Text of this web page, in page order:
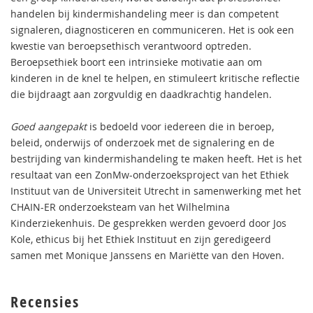
handelen bij kindermishandeling meer is dan competent
signaleren, diagnosticeren en communiceren. Het is ook een
kwestie van beroepsethisch verantwoord optreden.
Beroepsethiek boort een intrinsieke motivatie aan om
kinderen in de knel te helpen, en stimuleert kritische reflectie
die bijdraagt aan zorgvuldig en daadkrachtig handelen.
Goed aangepaktis bedoeld voor iedereen die in beroep,
beleid, onderwijs of onderzoek met de signalering en de
bestrijding van kindermishandeling te maken heeft. Het is het
resultaat van een ZonMw-onderzoeksproject van het Ethiek
Instituut van de Universiteit Utrecht in samenwerking met het
CHAIN-ER onderzoeksteam van het Wilhelmina
Kinderziekenhuis. De gesprekken werden gevoerd door Jos
Kole, ethicus bij het Ethiek Instituut en zijn geredigeerd
samen met Monique Janssens en Mariëtte van den Hoven.
Recensies